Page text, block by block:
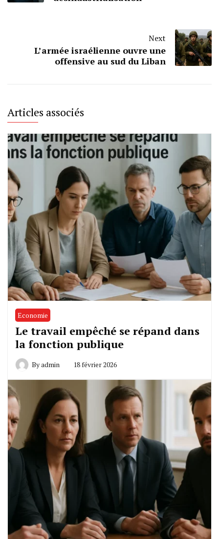
Next
L’armée israélienne ouvre une
offensive au sud du Liban
Articles associés
Economie
Le travail empêché se répand dans
la fonction publique
Byadmin 18 février 2026